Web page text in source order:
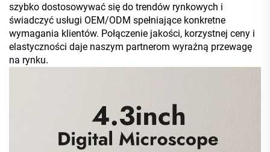
szybko dostosowywać się do trendów rynkowych i
świadczyć usługi OEM/ODM spełniające konkretne
wymagania klientów. Połączenie jakości, korzystnej ceny i
elastyczności daje naszym partnerom wyraźną przewagę
na rynku.